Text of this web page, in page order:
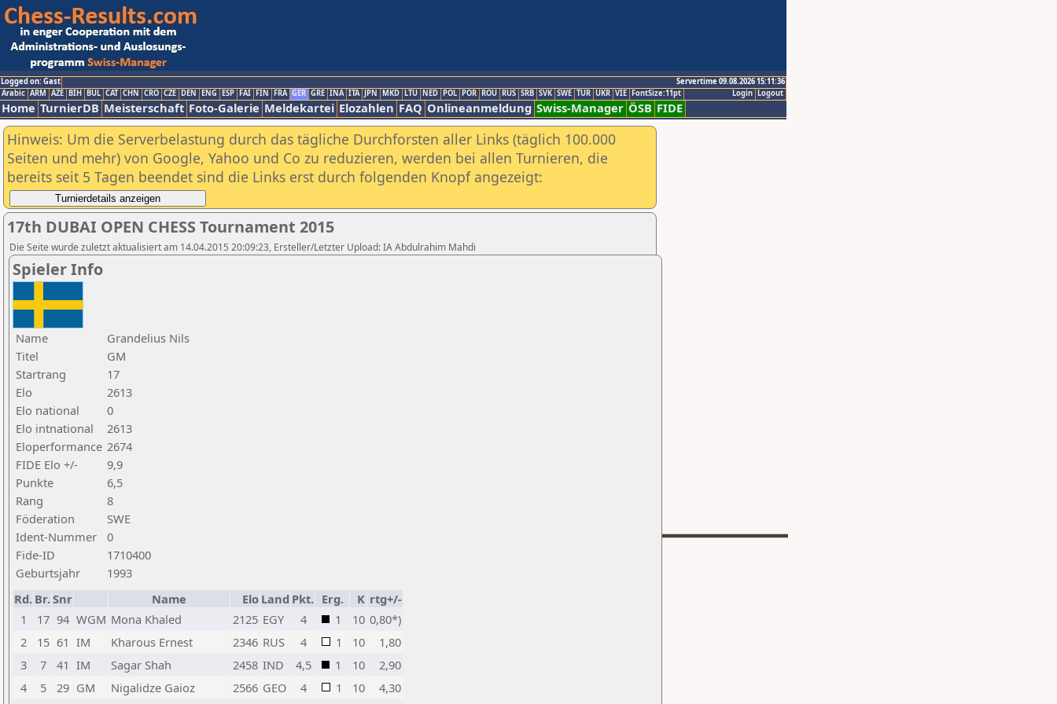
Logged on: Gast
Servertime 09.08.2026 15:11:36
Logout
Login
Arabic ARM AZE BIH BUL CAT CHN CRO CZE DEN ENG ESP FAI FIN FRA GER GRE INA ITA JPN MKD LTU NED POL POR ROU RUS SRB SVK SWE TUR UKR VIE FontSize:11pt
Home TurnierDB Meisterschaft Foto-Galerie Meldekartei Elozahlen FAQ Onlineanmeldung Swiss-Manager ÖSB FIDE
Hinweis: Um die Serverbelastung durch das tägliche Durchforsten aller Links (täglich 100.000
Seiten und mehr) von Google, Yahoo und Co zu reduzieren, werden bei allen Turnieren, die
bereits seit 5 Tagen beendet sind die Links erst durch folgenden Knopf angezeigt:
17th DUBAI OPEN CHESS Tournament 2015
Die Seite wurde zuletzt aktualisiert am 14.04.2015 20:09:23, Ersteller/Letzter Upload: IA Abdulrahim Mahdi
Spieler Info
Name
Grandelius Nils
Titel
GM
Startrang
17
Elo
2613
Elo national
0
Elo intnational
2613
Eloperformance 2674
FIDE Elo +/-
9,9
Punkte
6,5
Rang
8
Föderation
SWE
Ident-Nummer
0
Fide-ID
1710400
Geburtsjahr
1993
Rd. Br.Snr Name Elo Land Pkt. Erg. K rtg+/-
1
17 94 WGM Mona Khaled 2125 EGY 4 1 10 0,80*)
2
15 61 IM Kharous Ernest 2346 RUS 4 1 10
1,80
3
7 41 IM Sagar Shah 2458 IND 4,5 1 10
2,90
4
5 29 GM Nigalidze Gaioz 2566 GEO 4 1 10
4,30